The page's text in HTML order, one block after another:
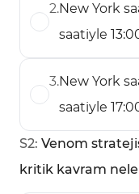
2.New York
saatiyle
3.New York
saatiyle
S2: Venom
kritik kavram